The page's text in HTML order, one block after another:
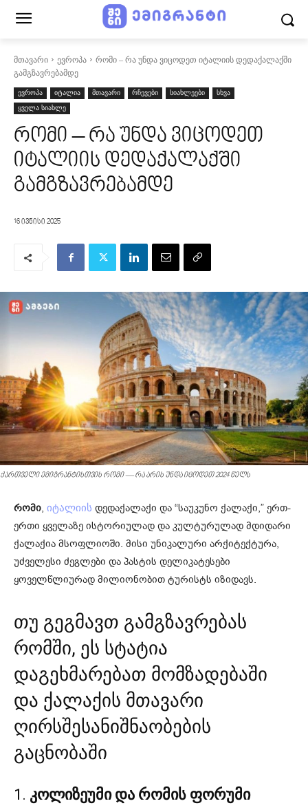
მთავარი ევროპა
რომი – რა უნდა ვიცოდეთ იტალიის დედაქალაქში
გამგზავრებამდე
ევროპა იტალია მთავარი რჩევები სიახლეები
სხვა
ყველა სიახლე
რომი – რა უნდა ვიცოდეთ
იტალიის დედაქალაქში
გამგზავრებამდე
16 ივნისი 2025
ქართველი ემიგრანტისთვის რომი — რა არის უნდა იცოდეთ 2024 წელს
რომი, იტალიის დედაქალაქი და “საუკუნო ქალაქი,” ერთ-
ერთი ყველაზე ისტორიულად და კულტურულად მდიდარი
ქალაქია მსოფლიოში. მისი უნიკალური არქიტექტურა,
უძველესი ძეგლები და პასტის დელიკატესები
ყოველწლიურად მილიონობით ტურისტს იზიდავს.
თუ გეგმავთ გამგზავრებას
რომში, ეს სტატია
დაგეხმარებათ მომზადებაში
და ქალაქის მთავარი
ღირსშესანიშნაობების
გაცნობაში
1. კოლიზეუმი და რომის ფორუმი